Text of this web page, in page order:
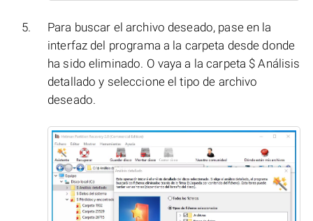
Para buscar el archivo deseado, pase en la
interfaz del programa a la carpeta desde donde
ha sido eliminado. O vaya a la carpeta $ Análisis
detallado y seleccione el tipo de archivo
deseado.